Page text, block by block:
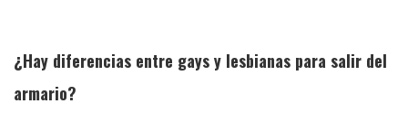
¿Hay diferencias entre gays y lesbianas para salir del
armario?